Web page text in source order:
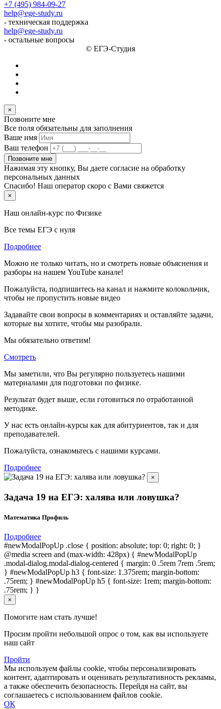
+7 (495) 984-09-27
help@ege-study.ru
- техническая поддержка
help@ege-study.ru
- остальные вопросы
© ЕГЭ-Студия
×
Позвоните мне
Все поля обязательны для заполнения
Ваше имя
Ваш телефон
Позвоните мне
Нажимая эту кнопку, Вы даете согласие на обработку
персональных данных
Спасибо! Наш оператор скоро с Вами свяжется
×
Наш онлайн-курс по Физике
Все темы ЕГЭ с нуля
Подробнее
Можно не только читать, но и смотреть новые объяснения и
разборы на нашем YouTube канале!
Пожалуйста, подпишитесь на канал и нажмите колокольчик,
чтобы не пропустить новые видео
Задавайте свои вопросы в комментариях и оставляйте задачи,
которые вы хотите, чтобы мы разобрали.
Мы обязательно ответим!
Смотреть
Мы заметили, что Вы регулярно пользуетесь нашими
материалами для подготовки по физике.
Результат будет выше, если готовиться по отработанной
методике.
У нас есть онлайн-курсы как для абитуриентов, так и для
преподавателей.
Пожалуйста, ознакомьтесь с нашими курсами.
Подробнее
×
Задача 19 на ЕГЭ: халява или ловушка?
Математика Профиль
Подробнее
#newModalPopUp .close { position: absolute; top: 0; right: 0; }
@media screen and (max-width: 428px) { #newModalPopUp
.modal-dialog.modal-dialog-centered { margin: 0 .5rem 7rem .5rem;
} #newModalPopUp h3 { font-size: 1.375rem; margin-bottom:
.75rem; } #newModalPopUp h5 { font-size: 1rem; margin-bottom:
.75rem; } }
×
Помогите нам стать лучше!
Просим пройти небольшой опрос о том, как вы используете
наш сайт
Пройти
Мы используем файлы cookie, чтобы персонализировать
контент, адаптировать и оценивать результативность рекламы,
а также обеспечить безопасность. Перейдя на сайт, вы
соглашаетесь с использованием файлов cookie.
ОК